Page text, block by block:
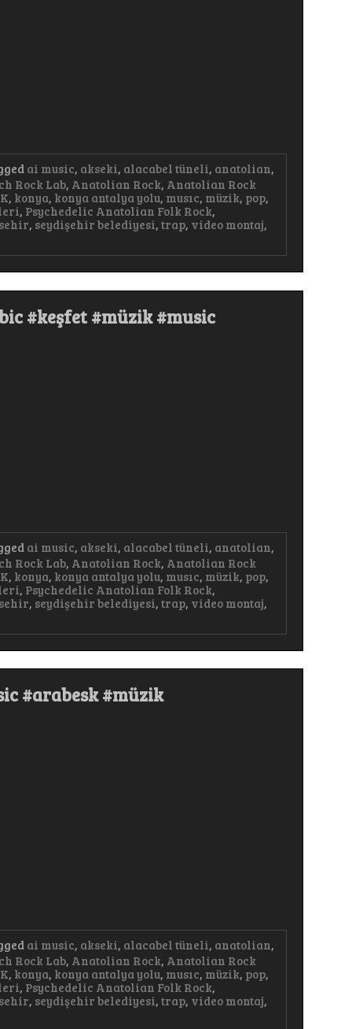
ai music, akseki, alacabel tüneli, anatolian,
Rock Lab, Anatolian Rock, Anatolian Rock
, konya, konya antalya yolu, musıc, müzik, pop,
, Psychedelic Anatolian Folk Rock,
, seydişehir belediyesi, trap, video montaj,
#keşfet #müzik #music
ai music, akseki, alacabel tüneli, anatolian,
Rock Lab, Anatolian Rock, Anatolian Rock
, konya, konya antalya yolu, musıc, müzik, pop,
, Psychedelic Anatolian Folk Rock,
, seydişehir belediyesi, trap, video montaj,
#arabesk #müzik
ai music, akseki, alacabel tüneli, anatolian,
Rock Lab, Anatolian Rock, Anatolian Rock
, konya, konya antalya yolu, musıc, müzik, pop,
, Psychedelic Anatolian Folk Rock,
, seydişehir belediyesi, trap, video montaj,